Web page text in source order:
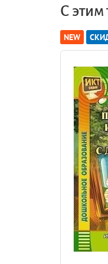
мальчиков
связаны с
Типичная
легко
ролях.
полами.
полов, с
Только
Анализ
С этим
NEW